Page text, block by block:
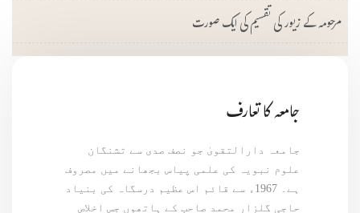
مرحومہ کے زیور کی تقسیم کی ایک صورت
جامعہ کا تعارف
جامعہ دارالتقویٰ جو نصف صدی سے تشنگان
علوم نبویہ کی علمی پیاس بجھانے میں مصروف
ہے۔ 1967ء سے قائم اس عظیم درسگاہ کی بنیاد
حاجی گلزار محمد صاحب کے ہاتھوں جس اخلاص